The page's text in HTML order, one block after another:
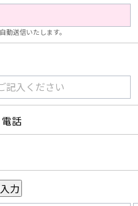
送信いたします。
記入ください
電話